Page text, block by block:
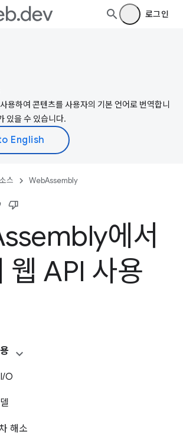
로그인
용하여 콘텐츠를 사용자의 기본 언어로 번역합니
있을 수 있습니다.
스 WebAssembly
에서
웹 API 사용
O
해소